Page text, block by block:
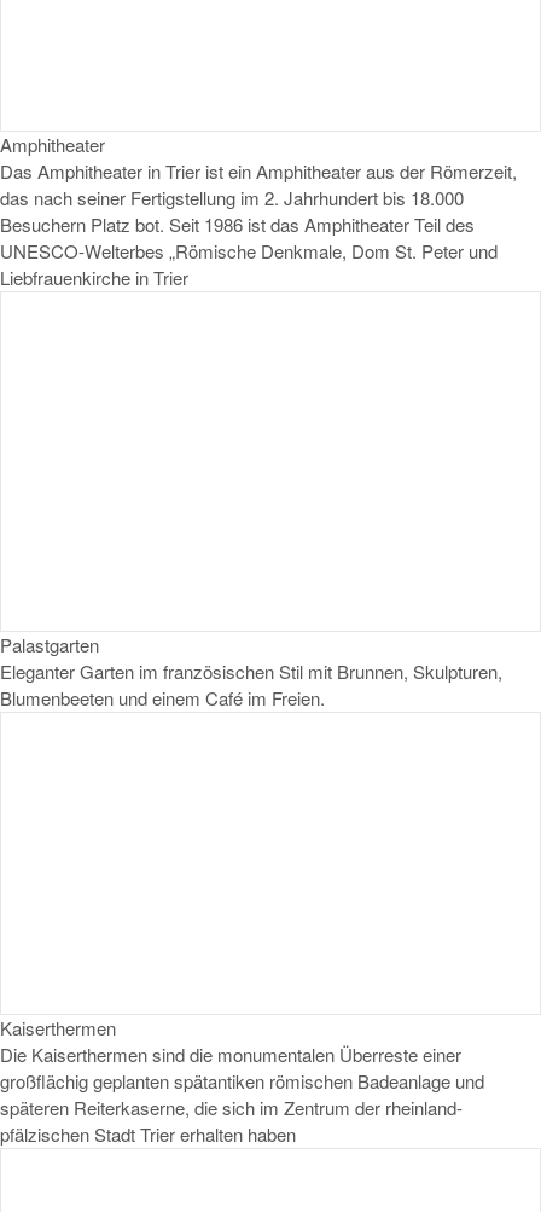
Amphitheater
Das Amphitheater in Trier ist ein Amphitheater aus der Römerzeit,
das nach seiner Fertigstellung im 2. Jahrhundert bis 18.000
Besuchern Platz bot. Seit 1986 ist das Amphitheater Teil des
UNESCO-Welterbes „Römische Denkmale, Dom St. Peter und
Liebfrauenkirche in Trier
Palastgarten
Eleganter Garten im französischen Stil mit Brunnen, Skulpturen,
Blumenbeeten und einem Café im Freien.
Kaiserthermen
Die Kaiserthermen sind die monumentalen Überreste einer
großflächig geplanten spätantiken römischen Badeanlage und
späteren Reiterkaserne, die sich im Zentrum der rheinland-
pfälzischen Stadt Trier erhalten haben